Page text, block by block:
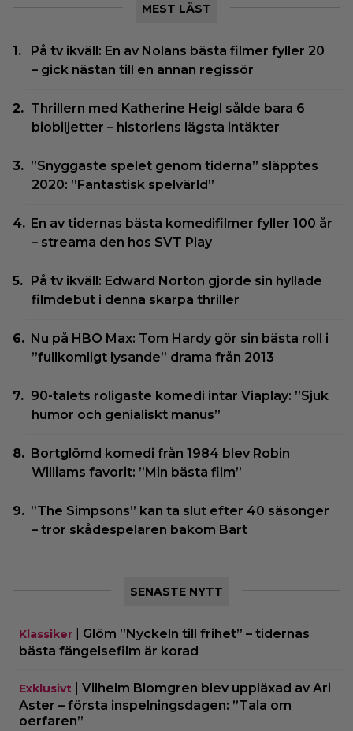
MEST LÄST
På tv ikväll: En av Nolans bästa filmer fyller 20
– gick nästan till en annan regissör
Thrillern med Katherine Heigl sålde bara 6
biobiljetter – historiens lägsta intäkter
”Snyggaste spelet genom tiderna” släpptes
2020: ”Fantastisk spelvärld”
En av tidernas bästa komedifilmer fyller 100 år
– streama den hos SVT Play
På tv ikväll: Edward Norton gjorde sin hyllade
filmdebut i denna skarpa thriller
Nu på HBO Max: Tom Hardy gör sin bästa roll i
”fullkomligt lysande” drama från 2013
90-talets roligaste komedi intar Viaplay: ”Sjuk
humor och genialiskt manus”
Bortglömd komedi från 1984 blev Robin
Williams favorit: ”Min bästa film”
”The Simpsons” kan ta slut efter 40 säsonger
– tror skådespelaren bakom Bart
SENASTE NYTT
Klassiker
Glöm ”Nyckeln till frihet” – tidernas
bästa fängelsefilm är korad
Exklusivt
Vilhelm Blomgren blev uppläxad av Ari
Aster – första inspelningsdagen: ”Tala om
oerfaren”